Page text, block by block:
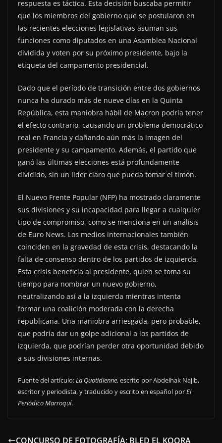
respuesta es táctica. Esta decisión buscaba permitir
que los miembros del gobierno que se postularon en
las recientes elecciones legislativas asuman sus
funciones como diputados en una Asamblea Nacional
dividida y voten por su próximo presidente, bajo la
etiqueta del campamento presidencial.
Dado que el período de transición entre dos gobiernos
nunca ha durado más de nueve días en la Quinta
República, esta maniobra hábil de Macron podría tener
el efecto contrario, causando un problema democrático
real en Francia y dañando aún más la imagen del
presidente y su campamento. Además, el partido que
ganó las últimas elecciones está profundamente
dividido, sin un líder claro que pueda tomar el timón.
El Nuevo Frente Popular (NFP) ha mostrado claramente
sus divisiones y su incapacidad para llegar a cualquier
tipo de compromiso, como se menciona en un análisis
de Euro News. Los medios internacionales también
coinciden en la gravedad de esta crisis, destacando la
falta de consenso dentro de los partidos de izquierda.
Esta crisis beneficia al presidente, quien se toma su
tiempo para nombrar un nuevo gobierno,
neutralizando así a la izquierda mientras intenta
formar una coalición moderada con la derecha
republicana. Una maniobra arriesgada, pero probable,
que podría dar un golpe adicional a los partidos de
izquierda, que podrían perder otra oportunidad debido
a sus divisiones internas.
Fuente del artículo:La Quotidienne, escrito por Abdelhak Najib,
escritor y periodista, y traducido y escrito en español porEl
Periódico Marroquí.
CONCURSO DE FOTOGRAFÍA: BLED EL KOORA